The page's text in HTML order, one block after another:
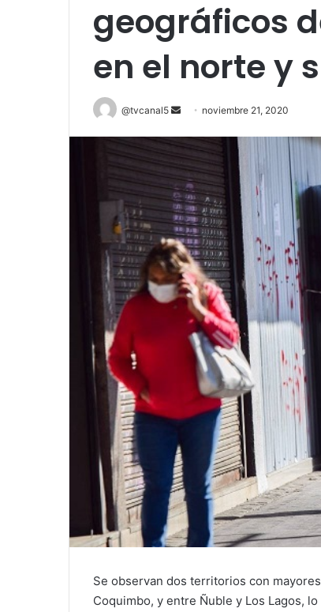
geográficos
en el norte y
@tvcanal5
Send
email
noviembre 21, 2020
Se observan dos territorios con
Coquimbo, y entre Ñuble y Los Lagos,